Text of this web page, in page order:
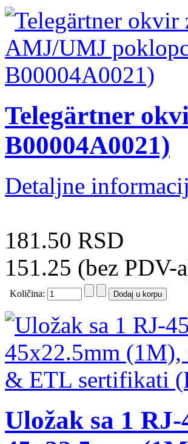
Telegärtner
B00004A0021)
Detaljne
181.50 RSD
151.25 (bez PDV-
Količina:
Uložak sa 1